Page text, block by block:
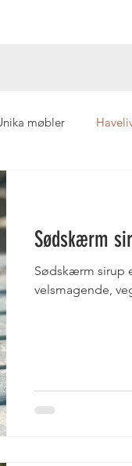
møbler
Sødskærm
Sødskærm sirup
velsmagende,